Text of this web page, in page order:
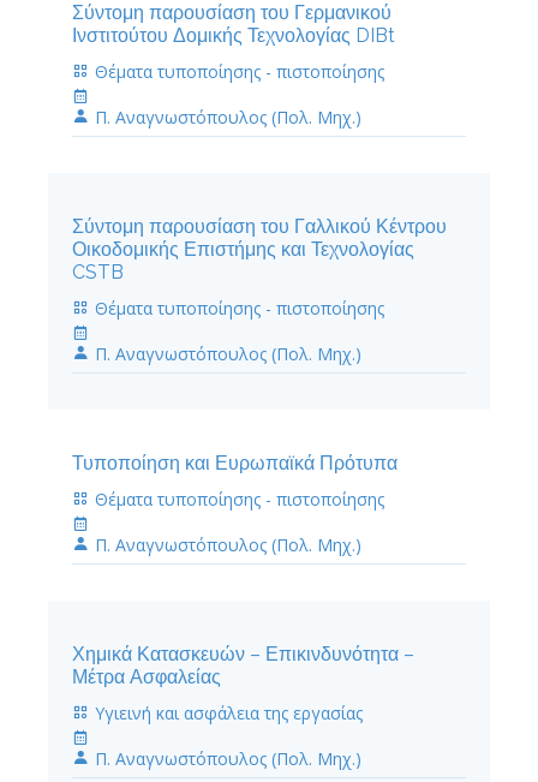
Σύντομη παρουσίαση του Γερμανικού
Ινστιτούτου Δομικής Τεχνολογίας DIBt
Θέματα τυποποίησης - πιστοποίησης
Π. Αναγνωστόπουλος (Πολ. Μηχ.)
Σύντομη παρουσίαση του Γαλλικού Κέντρου
Οικοδομικής Επιστήμης και Τεχνολογίας
CSTB
Θέματα τυποποίησης - πιστοποίησης
Π. Αναγνωστόπουλος (Πολ. Μηχ.)
Τυποποίηση και Ευρωπαϊκά Πρότυπα
Θέματα τυποποίησης - πιστοποίησης
Π. Αναγνωστόπουλος (Πολ. Μηχ.)
Χημικά Κατασκευών – Επικινδυνότητα –
Μέτρα Ασφαλείας
Υγιεινή και ασφάλεια της εργασίας
Π. Αναγνωστόπουλος (Πολ. Μηχ.)